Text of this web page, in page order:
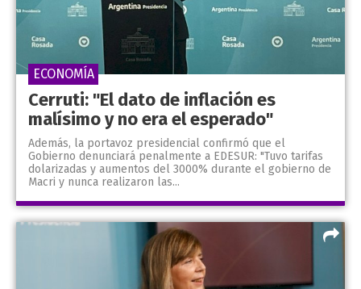
Cerruti: "El dato de inflación es
malísimo y no era el esperado"
Además, la portavoz presidencial confirmó que el
Gobierno denunciará penalmente a EDESUR: "Tuvo tarifas
dolarizadas y aumentos del 3000% durante el gobierno de
Macri y nunca realizaron las...
ECONOMÍA